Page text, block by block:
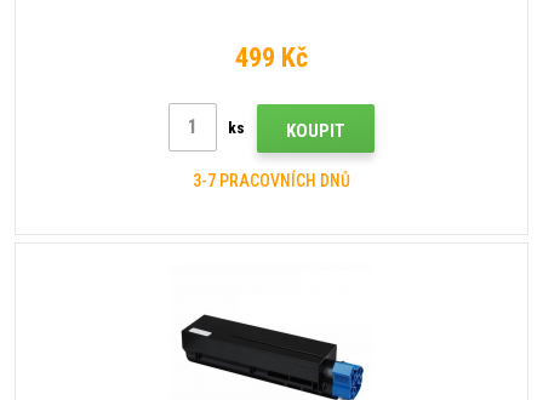
499 Kč
ks KOUPIT
3-7 PRACOVNÍCH DNŮ